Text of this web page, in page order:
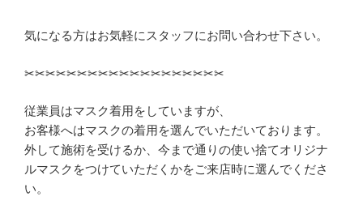
気になる方はお気軽にスタッフにお問い合わせ下さい。
✂︎✂︎✂︎✂︎✂︎✂︎✂︎✂︎✂︎✂︎✂︎✂︎✂︎✂︎✂︎✂︎✂︎✂︎✂︎
従業員はマスク着用をしていますが、
お客様へはマスクの着用を選んでいただいております。
外して施術を受けるか、今まで通りの使い捨てオリジナ
ルマスクをつけていただくかをご来店時に選んでくださ
い。